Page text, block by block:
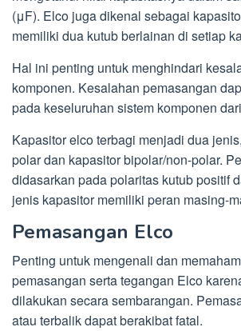
(μF). Elco juga dikenal sebagai
memiliki dua kutub berlainan di setiap
Hal ini penting untuk menghindari
komponen. Kesalahan pemasangan
pada keseluruhan sistem komponen
Kapasitor elco terbagi menjadi dua
polar dan kapasitor bipolar/non-polar.
didasarkan pada polaritas kutub positif
jenis kapasitor memiliki peran masing-
Pemasangan Elco
Penting untuk mengenali dan
pemasangan serta tegangan Elco
dilakukan secara sembarangan.
atau terbalik dapat berakibat fatal.